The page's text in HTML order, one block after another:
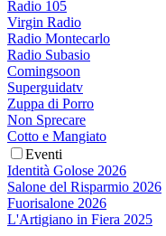
Radio 105
Virgin Radio
Radio Montecarlo
Radio Subasio
Comingsoon
Superguidatv
Zuppa di Porro
Non Sprecare
Cotto e Mangiato
Eventi
Identità Golose 2026
Salone del Risparmio 2026
Fuorisalone 2026
L'Artigiano in Fiera 2025